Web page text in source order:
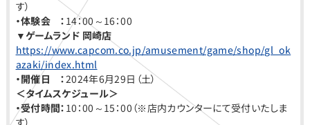
す）
・体験会 ： 14：00～16：00
▼ゲームランド 岡崎店
https://www.capcom.co.jp/amusement/game/shop/gl_ok
azaki/index.html
・開催日 ：2024年6月29日（土）
＜タイムスケジュール＞
・受付時間： 10：00～15：00（※店内カウンターにて受付いたしま